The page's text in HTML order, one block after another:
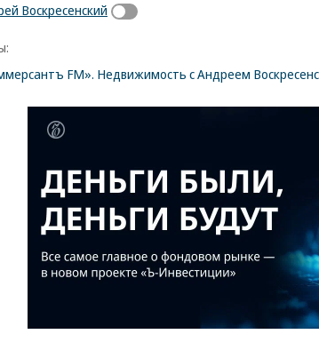
Воскресенский
FM». Недвижимость с Андреем